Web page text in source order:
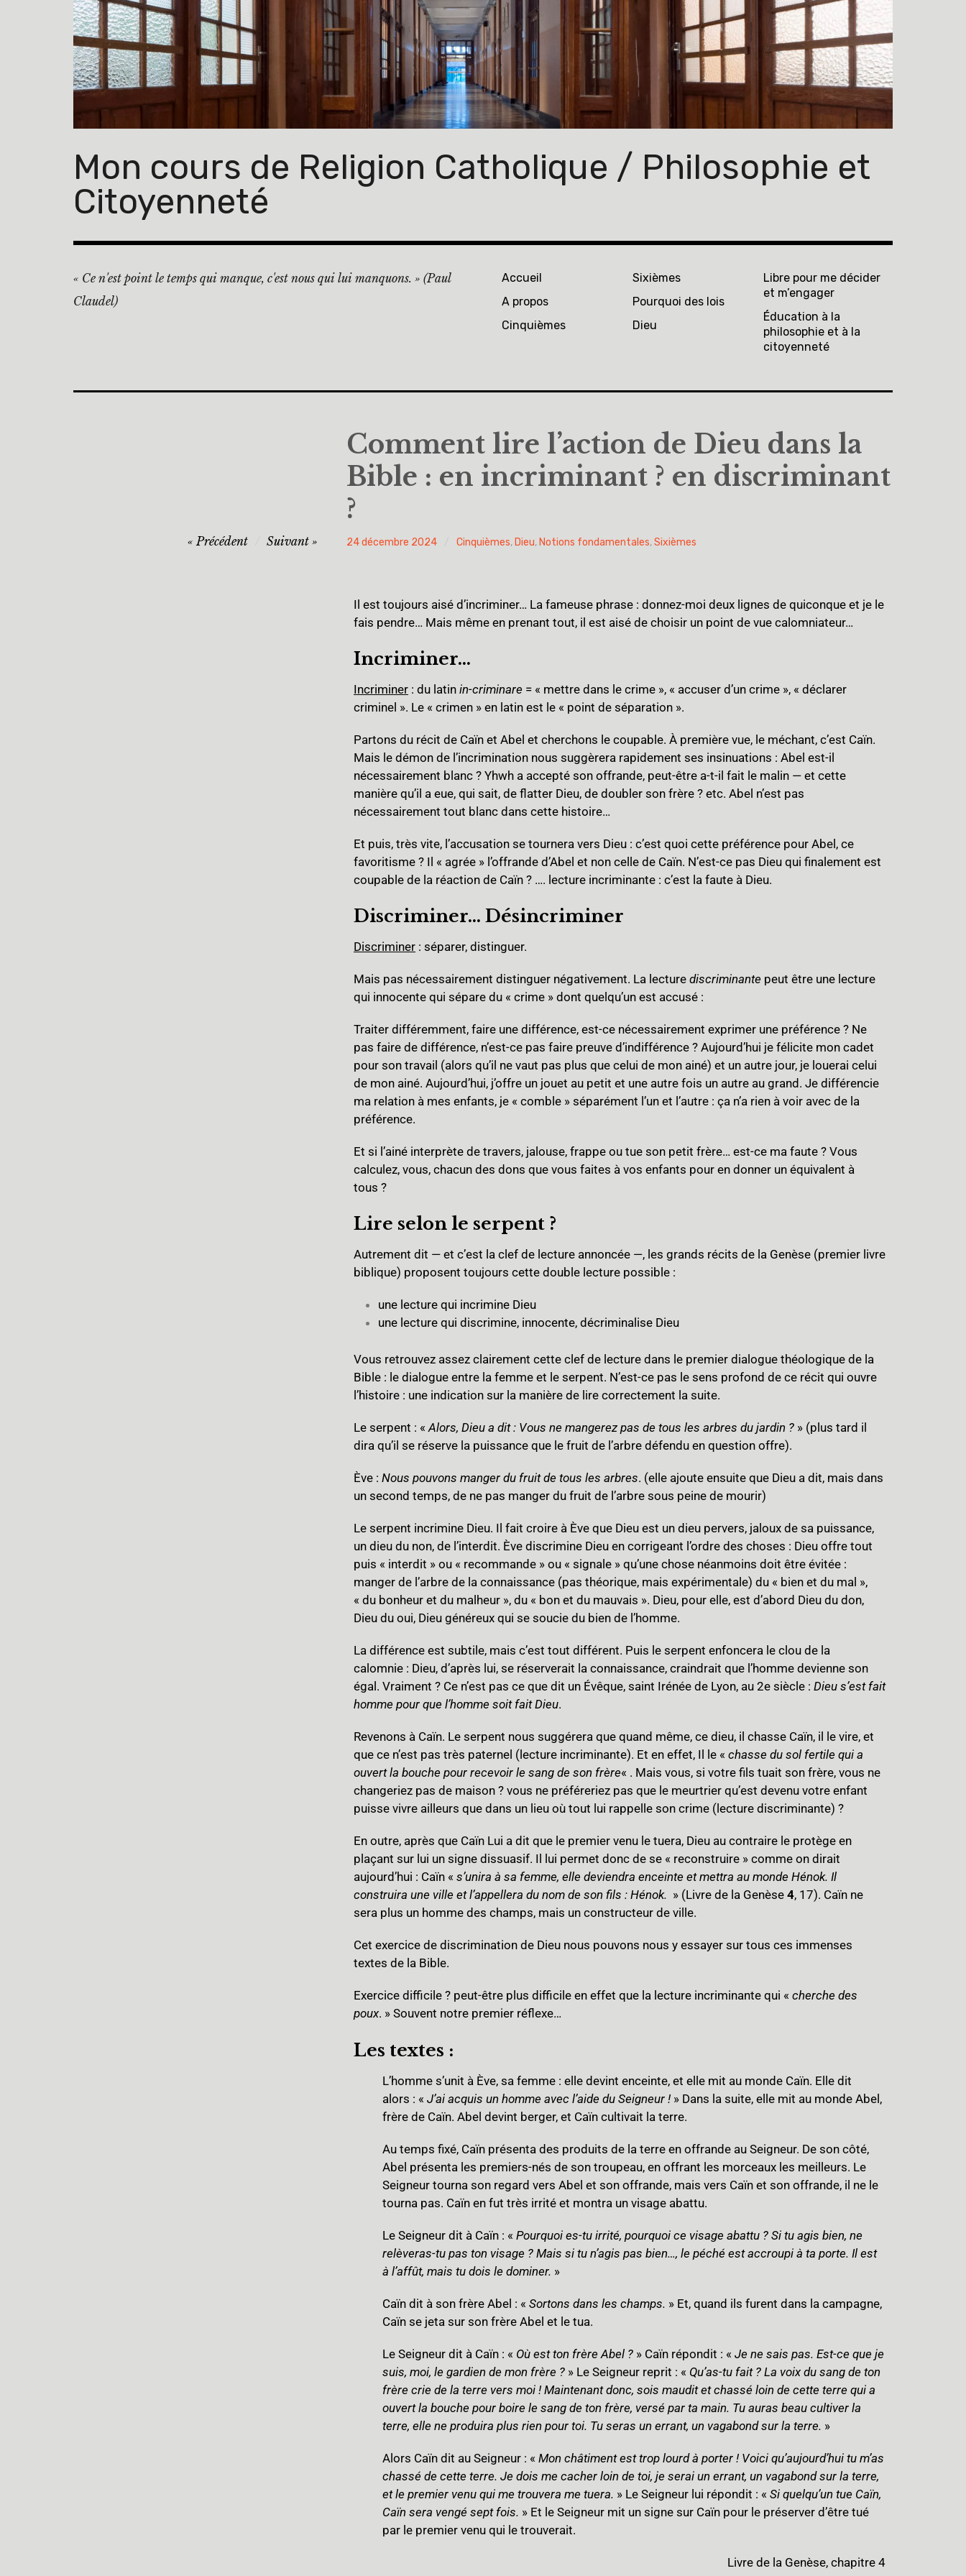
Mon cours de Religion Catholique / Philosophie et
Citoyenneté
« Ce n'est point le temps qui manque, c'est nous qui lui manquons. » (Paul
Claudel)
Accueil
A propos
Cinquièmes
Sixièmes
Pourquoi des lois
Dieu
Libre pour me décider
et m’engager
Éducation à la
philosophie et à la
citoyenneté
Comment lire l’action de Dieu dans la
Bible : en incriminant ? en discriminant
?
PY
24 décembre 2024 Cinquièmes, Dieu, Notions fondamentales,Sixièmes
Précédent Suivant
Il est toujours aisé d’incriminer… La fameuse phrase : donnez-moi deux lignes de quiconque et je le
fais pendre… Mais même en prenant tout, il est aisé de choisir un point de vue calomniateur…
Incriminer…
Incriminer : du latinin-criminare = « mettre dans le crime », « accuser d’un crime », « déclarer
criminel ». Le « crimen » en latin est le « point de séparation ».
Partons du récit de Caïn et Abel et cherchons le coupable. À première vue, le méchant, c’est Caïn.
Mais le démon de l’incrimination nous suggèrera rapidement ses insinuations : Abel est-il
nécessairement blanc ? Yhwh a accepté son offrande, peut-être a-t-il fait le malin — et cette
manière qu’il a eue, qui sait, de flatter Dieu, de doubler son frère ? etc. Abel n’est pas
nécessairement tout blanc dans cette histoire…
Et puis, très vite, l’accusation se tournera vers Dieu : c’est quoi cette préférence pour Abel, ce
favoritisme ? Il « agrée » l’offrande d’Abel et non celle de Caïn. N’est-ce pas Dieu qui finalement est
coupable de la réaction de Caïn ? …. lecture incriminante : c’est la faute à Dieu.
Discriminer… Désincriminer
Discriminer : séparer, distinguer.
Mais pas nécessairement distinguer négativement. La lecturediscriminante peut être une lecture
qui innocente qui sépare du « crime » dont quelqu’un est accusé :
Traiter différemment, faire une différence, est-ce nécessairement exprimer une préférence ? Ne
pas faire de différence, n’est-ce pas faire preuve d’indifférence ? Aujourd’hui je félicite mon cadet
pour son travail (alors qu’il ne vaut pas plus que celui de mon ainé) et un autre jour, je louerai celui
de mon ainé. Aujourd’hui, j’offre un jouet au petit et une autre fois un autre au grand. Je différencie
ma relation à mes enfants, je « comble » séparément l’un et l’autre : ça n’a rien à voir avec de la
préférence.
Et si l’ainé interprète de travers, jalouse, frappe ou tue son petit frère… est-ce ma faute ? Vous
calculez, vous, chacun des dons que vous faites à vos enfants pour en donner un équivalent à
tous ?
Lire selon le serpent ?
Autrement dit — et c’est la clef de lecture annoncée —, les grands récits de la Genèse (premier livre
biblique) proposent toujours cette double lecture possible :
une lecture qui incrimine Dieu
une lecture qui discrimine, innocente, décriminalise Dieu
Vous retrouvez assez clairement cette clef de lecture dans le premier dialogue théologique de la
Bible : le dialogue entre la femme et le serpent. N’est-ce pas le sens profond de ce récit qui ouvre
l’histoire : une indication sur la manière de lire correctement la suite.
Le serpent : «Alors, Dieu a dit : Vous ne mangerez pas de tous les arbres du jardin ? » (plus tard il
dira qu’il se réserve la puissance que le fruit de l’arbre défendu en question offre).
Ève :Nous pouvons manger du fruit de tous les arbres. (elle ajoute ensuite que Dieu a dit, mais dans
un second temps, de ne pas manger du fruit de l’arbre sous peine de mourir)
Le serpent incrimine Dieu. Il fait croire à Ève que Dieu est un dieu pervers, jaloux de sa puissance,
un dieu du non, de l’interdit. Ève discrimine Dieu en corrigeant l’ordre des choses : Dieu offre tout
puis « interdit » ou « recommande » ou « signale » qu’une chose néanmoins doit être évitée :
manger de l’arbre de la connaissance (pas théorique, mais expérimentale) du « bien et du mal »,
« du bonheur et du malheur », du « bon et du mauvais ». Dieu, pour elle, est d’abord Dieu du don,
Dieu du oui, Dieu généreux qui se soucie du bien de l’homme.
La différence est subtile, mais c’est tout différent. Puis le serpent enfoncera le clou de la
calomnie : Dieu, d’après lui, se réserverait la connaissance, craindrait que l’homme devienne son
égal. Vraiment ? Ce n’est pas ce que dit un Évêque, saint Irénée de Lyon, au 2e siècle :Dieu s’est fait
homme pour que l’homme soit fait Dieu.
Revenons à Caïn. Le serpent nous suggérera que quand même, ce dieu, il chasse Caïn, il le vire, et
que ce n’est pas très paternel (lecture incriminante). Et en effet, Il le «chasse du sol fertile qui a
ouvert la bouche pour recevoir le sang de son frère« . Mais vous, si votre fils tuait son frère, vous ne
changeriez pas de maison ? vous ne préféreriez pas que le meurtrier qu’est devenu votre enfant
puisse vivre ailleurs que dans un lieu où tout lui rappelle son crime (lecture discriminante) ?
En outre, après que Caïn Lui a dit que le premier venu le tuera, Dieu au contraire le protège en
plaçant sur lui un signe dissuasif. Il lui permet donc de se « reconstruire » comme on dirait
aujourd’hui : Caïn «s’unira à sa femme, elle deviendra enceinte et mettra au monde Hénok. Il
construira une ville et l’appellera du nom de son fils : Hénok. » (Livre de la Genèse4, 17). Caïn ne
sera plus un homme des champs, mais un constructeur de ville.
Cet exercice de discrimination de Dieu nous pouvons nous y essayer sur tous ces immenses
textes de la Bible.
Exercice difficile ? peut-être plus difficile en effet que la lecture incriminante qui «cherche des
poux. » Souvent notre premier réflexe…
Les textes :
L’homme s’unit à Ève, sa femme : elle devint enceinte, et elle mit au monde Caïn. Elle dit
alors : «J’ai acquis un homme avec l’aide du Seigneur ! » Dans la suite, elle mit au monde Abel,
frère de Caïn. Abel devint berger, et Caïn cultivait la terre.
Au temps fixé, Caïn présenta des produits de la terre en offrande au Seigneur. De son côté,
Abel présenta les premiers-nés de son troupeau, en offrant les morceaux les meilleurs. Le
Seigneur tourna son regard vers Abel et son offrande, mais vers Caïn et son offrande, il ne le
tourna pas. Caïn en fut très irrité et montra un visage abattu.
Le Seigneur dit à Caïn : «Pourquoi es-tu irrité, pourquoi ce visage abattu ? Si tu agis bien, ne
relèveras-tu pas ton visage ? Mais si tu n’agis pas bien…, le péché est accroupi à ta porte. Il est
à l’affût, mais tu dois le dominer. »
Caïn dit à son frère Abel : «Sortons dans les champs. » Et, quand ils furent dans la campagne,
Caïn se jeta sur son frère Abel et le tua.
Le Seigneur dit à Caïn : « Où est ton frère Abel ? » Caïn répondit : «Je ne sais pas. Est-ce que je
suis, moi, le gardien de mon frère ? » Le Seigneur reprit : « Qu’as-tu fait ? La voix du sang de ton
frère crie de la terre vers moi ! Maintenant donc, sois maudit et chassé loin de cette terre qui a
ouvert la bouche pour boire le sang de ton frère, versé par ta main. Tu auras beau cultiver la
terre, elle ne produira plus rien pour toi. Tu seras un errant, un vagabond sur la terre. »
Alors Caïn dit au Seigneur : «Mon châtiment est trop lourd à porter ! Voici qu’aujourd’hui tu m’as
chassé de cette terre. Je dois me cacher loin de toi, je serai un errant, un vagabond sur la terre,
et le premier venu qui me trouvera me tuera. » Le Seigneur lui répondit : «Si quelqu’un tue Caïn,
Caïn sera vengé sept fois. » Et le Seigneur mit un signe sur Caïn pour le préserver d’être tué
par le premier venu qui le trouverait.
Livre de la Genèse, chapitre 4